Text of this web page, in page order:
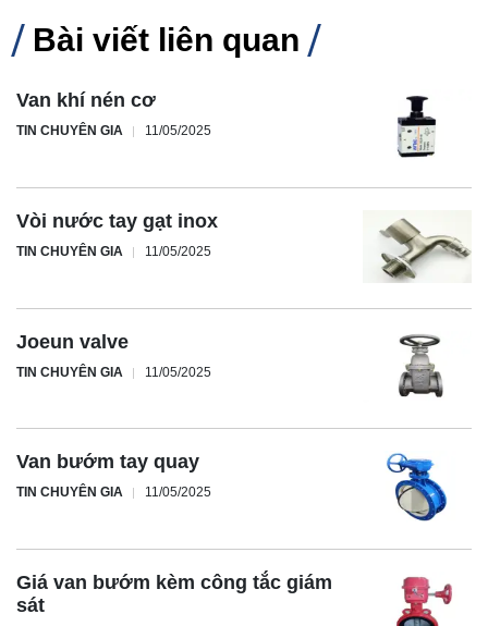
Bài viết liên quan
Van khí nén cơ
TIN CHUYÊN GIA 11/05/2025
Vòi nước tay gạt inox
TIN CHUYÊN GIA 11/05/2025
Joeun valve
TIN CHUYÊN GIA 11/05/2025
Van bướm tay quay
TIN CHUYÊN GIA 11/05/2025
Giá van bướm kèm công tắc giám
sát